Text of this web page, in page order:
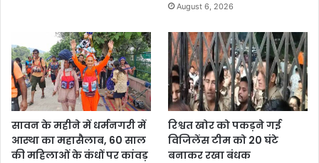
August 6, 2026
सावन के महीने में धर्मनगरी में
आस्था का महासैलाब, 60 साल
की महिलाओं के कंधों पर कांवड़
रिश्वत खोर को पकड़ने गई
विजिलेंस टीम को 20 घंटे
बनाकर रखा बंधक